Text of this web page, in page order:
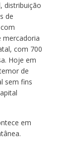
distribuição
de
mercadoria
com 700
Hoje em
de
sem fins
em